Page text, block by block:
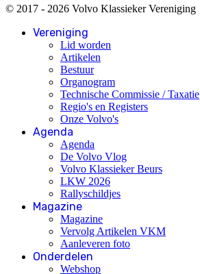
© 2017 - 2026 Volvo Klassieker Vereniging
Vereniging
Lid worden
Artikelen
Bestuur
Organogram
Technische Commissie / Taxatie
Regio's en Registers
Onze Volvo's
Agenda
Agenda
De Volvo Vlog
Volvo Klassieker Beurs
LKW 2026
Rallyschildjes
Magazine
Magazine
Vervolg Artikelen VKM
Aanleveren foto
Onderdelen
Webshop